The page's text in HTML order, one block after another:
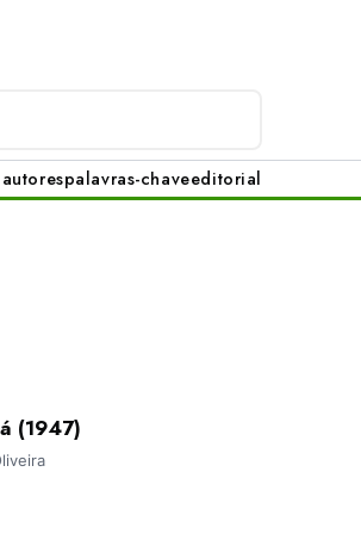
autorespalavras-chaveeditorial
(1947)